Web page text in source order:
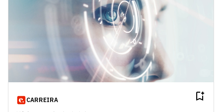
CARREIRA